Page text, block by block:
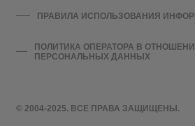
© 2004-2025. ВСЕ ПРАВА ЗАЩИЩЕНЫ.
ПРАВИЛА ИСПОЛЬЗОВАНИЯ
ПОЛИТИКА ОПЕРАТОРА В
ПЕРСОНАЛЬНЫХ ДАННЫХ